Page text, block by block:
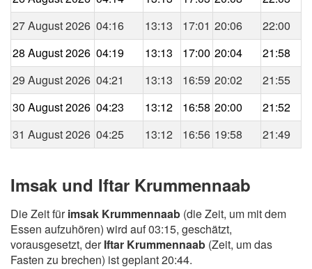
27 August 2026 04:16 13:13 17:01 20:06
22:00
28 August 2026 04:19 13:13 17:00 20:04
21:58
29 August 2026 04:21 13:13 16:59 20:02
21:55
30 August 2026 04:23 13:12 16:58 20:00
21:52
31 August 2026 04:25 13:12 16:56 19:58 21:49
Imsak und Iftar Krummennaab
Die Zeit fürimsak Krummennaab (die Zeit, um mit dem
Essen aufzuhören) wird auf 03:15, geschätzt,
vorausgesetzt, derIftar Krummennaab (Zeit, um das
Fasten zu brechen) ist geplant 20:44.